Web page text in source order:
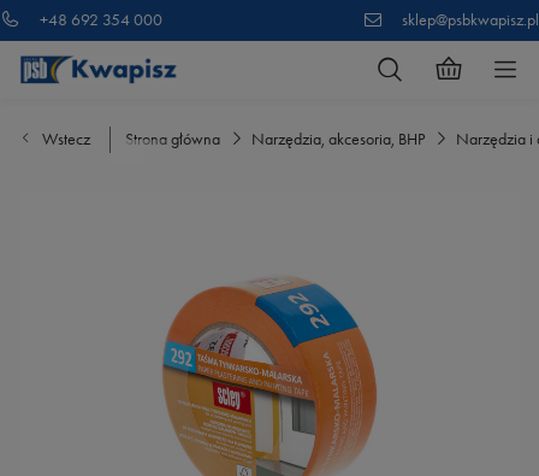
+48 692 354 000 sklep@psbkwapisz.pl
Wstecz Strona główna Narzędzia, akcesoria, BHP Narzędzia i